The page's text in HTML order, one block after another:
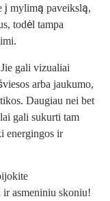
į mylimą paveikslą,
todėl tampa
gali vizualiai
arba jaukumo,
Daugiau nei bet
gali sukurti tam
energingos ir
asmeniniu skoniu!